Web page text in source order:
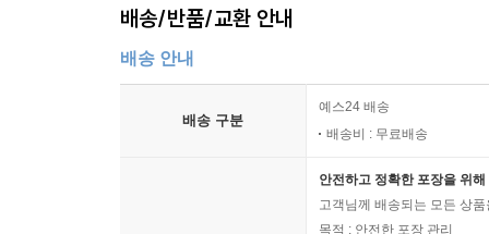
배송/반품/교환 안내
배송 안내
배송 구분
예스24 배송
배송비 : 무료배송
안전하고 정확한 포장을 위
고객님께 배송되는 모든 상
목적 : 안전한 포장 관리